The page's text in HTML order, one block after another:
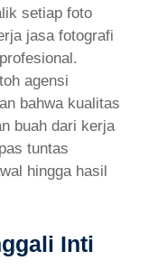
setiap foto
jasa fotografi
agensi
bahwa kualitas
buah dari kerja
tuntas
hingga hasil
Inti